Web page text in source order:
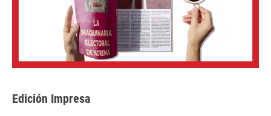
Edición Impresa